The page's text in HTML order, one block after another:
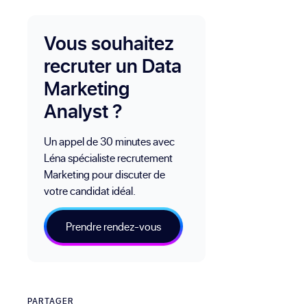
Vous souhaitez
recruter un Data
Marketing
Analyst ?
Un appel de 30 minutes avec
Léna spécialiste recrutement
Marketing pour discuter de
votre candidat idéal.
Prendre rendez-vous
PARTAGER